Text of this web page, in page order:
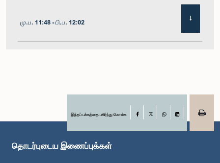
மு.ப. 11:48 - பி.ப. 12:02
பி.ப. 12:19 - பி.ப. 12:32இந்தப் பக்கத்தை பகிர்ந்து கொள்க Facebook
LinkedIn
தொடர்புடைய இணைப்புக்கள்